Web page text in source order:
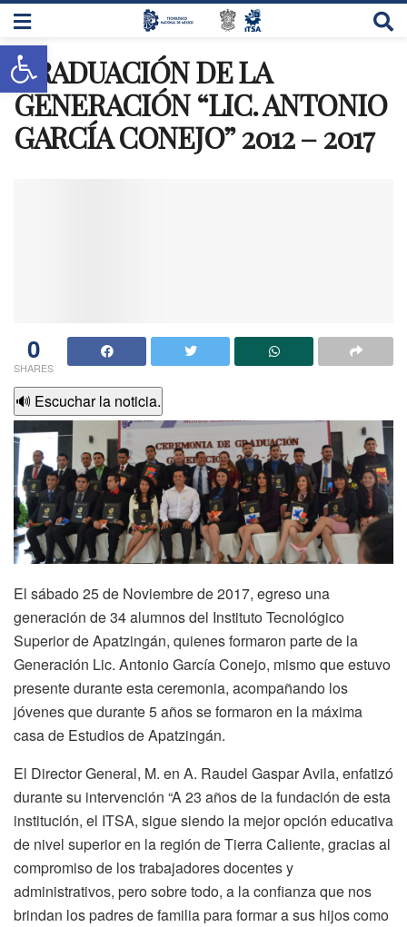
GRADUACIÓN DE LA
GENERACIÓN “LIC. ANTONIO
GARCÍA CONEJO” 2012 – 2017
0
SHARES
🔊 Escuchar la noticia.
El sábado 25 de Noviembre de 2017, egreso una
generación de 34 alumnos del Instituto Tecnológico
Superior de Apatzingán, quienes formaron parte de la
Generación Lic. Antonio García Conejo, mismo que estuvo
presente durante esta ceremonia, acompañando los
jóvenes que durante 5 años se formaron en la máxima
casa de Estudios de Apatzingán.
El Director General, M. en A. Raudel Gaspar Avila, enfatizó
durante su intervención “A 23 años de la fundación de esta
institución, el ITSA, sigue siendo la mejor opción educativa
de nivel superior en la región de Tierra Caliente, gracias al
compromiso de los trabajadores docentes y
administrativos, pero sobre todo, a la confianza que nos
brindan los padres de familia para formar a sus hijos como
Abrir barra de herramientas